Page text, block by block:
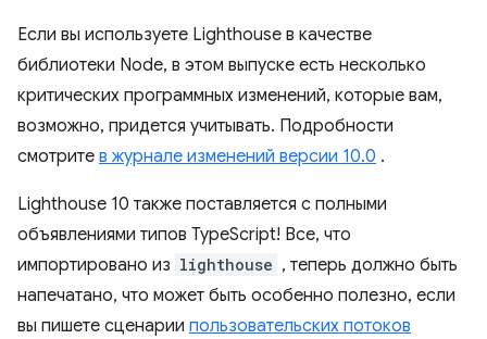
Если вы используете Lighthouse в качестве
библиотеки Node, в этом выпуске есть несколько
критических программных изменений, которые вам,
возможно, придется учитывать. Подробности
смотрите в журнале изменений версии 10.0 .
Lighthouse 10 также поставляется с полными
объявлениями типов TypeScript! Все, что
импортировано из lighthouse , теперь должно быть
напечатано, что может быть особенно полезно, если
вы пишете сценарии пользовательских потоков